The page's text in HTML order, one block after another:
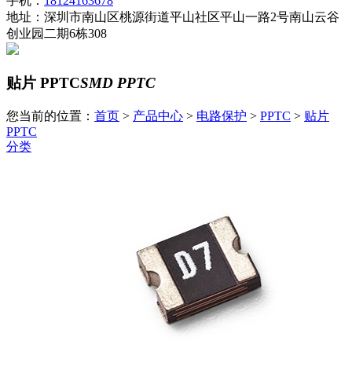
地址：深圳市南山区桃源街道平山社区平山一路2号南山云谷
创业园二期6栋308
贴片 PPTCSMD PPTC
您当前的位置： 首页 > 产品中心 > 电路保护 > PPTC > 贴片
PPTC
分类